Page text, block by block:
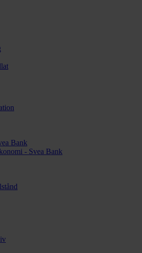
Bank
- Svea Bank